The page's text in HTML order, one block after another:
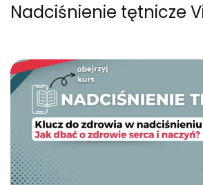
Nadciśnienie tętnicze